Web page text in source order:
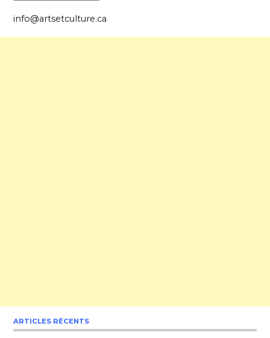
info@artsetculture.ca
ARTICLES RÉCENTS